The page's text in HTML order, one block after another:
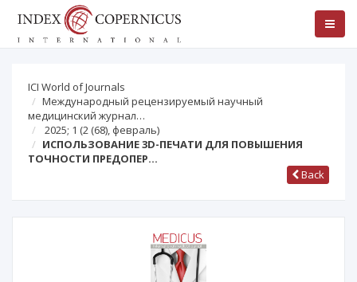
ICI World of Journals
Международный рецензируемый научный
медицинский журнал…
2025; 1 (2 (68), февраль)
ИСПОЛЬЗОВАНИЕ 3D-ПЕЧАТИ ДЛЯ ПОВЫШЕНИЯ
ТОЧНОСТИ ПРЕДОПЕР…
Back